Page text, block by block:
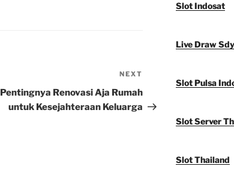
Post
NEXT
Pentingnya Renovasi Aja Rumah
untuk Kesejahteraan Keluarga
Slot Indosat
Live Draw Sdy
Slot Pulsa
Slot Server
Slot Thailand